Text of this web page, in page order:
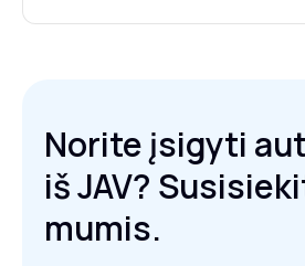
Norite įsigyti
iš JAV?
mumis.